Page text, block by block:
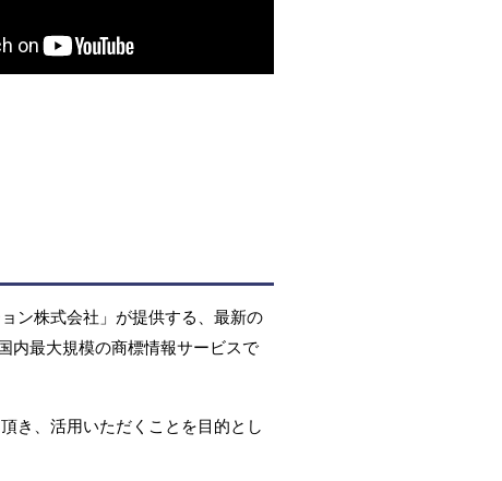
ン株式会社」が提供する、最新の
内最大規模の商標情報サービスで
き、活用いただくことを目的とし